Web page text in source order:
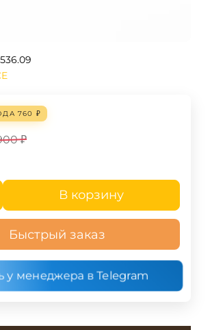
760 ₽
₽
В корзину
Быстрый заказ
у менеджера в Telegram